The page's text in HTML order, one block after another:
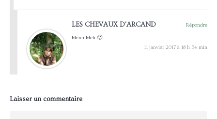
LES CHEVAUX D'ARCAND
Répondre
Merci Meli 🙂
11 janvier 2017 à 18 h 34 min
Laisser un commentaire